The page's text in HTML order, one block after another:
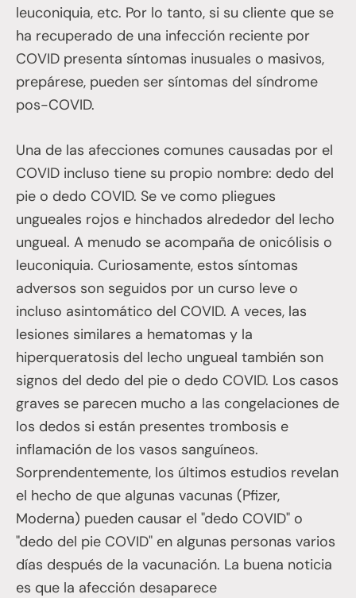
leuconiquia, etc. Por lo tanto, si su cliente que se
ha recuperado de una infección reciente por
COVID presenta síntomas inusuales o masivos,
prepárese, pueden ser síntomas del síndrome
pos-COVID.
Una de las afecciones comunes causadas por el
COVID incluso tiene su propio nombre: dedo del
pie o dedo COVID. Se ve como pliegues
ungueales rojos e hinchados alrededor del lecho
ungueal. A menudo se acompaña de onicólisis o
leuconiquia. Curiosamente, estos síntomas
adversos son seguidos por un curso leve o
incluso asintomático del COVID. A veces, las
lesiones similares a hematomas y la
hiperqueratosis del lecho ungueal también son
signos del dedo del pie o dedo COVID. Los casos
graves se parecen mucho a las congelaciones de
los dedos si están presentes trombosis e
inflamación de los vasos sanguíneos.
Sorprendentemente, los últimos estudios revelan
el hecho de que algunas vacunas (Pfizer,
Moderna) pueden causar el "dedo COVID" o
"dedo del pie COVID" en algunas personas varios
días después de la vacunación. La buena noticia
es que la afección desaparece